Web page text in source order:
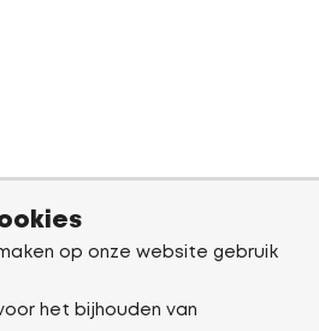
op onze website gebruik
het bijhouden van